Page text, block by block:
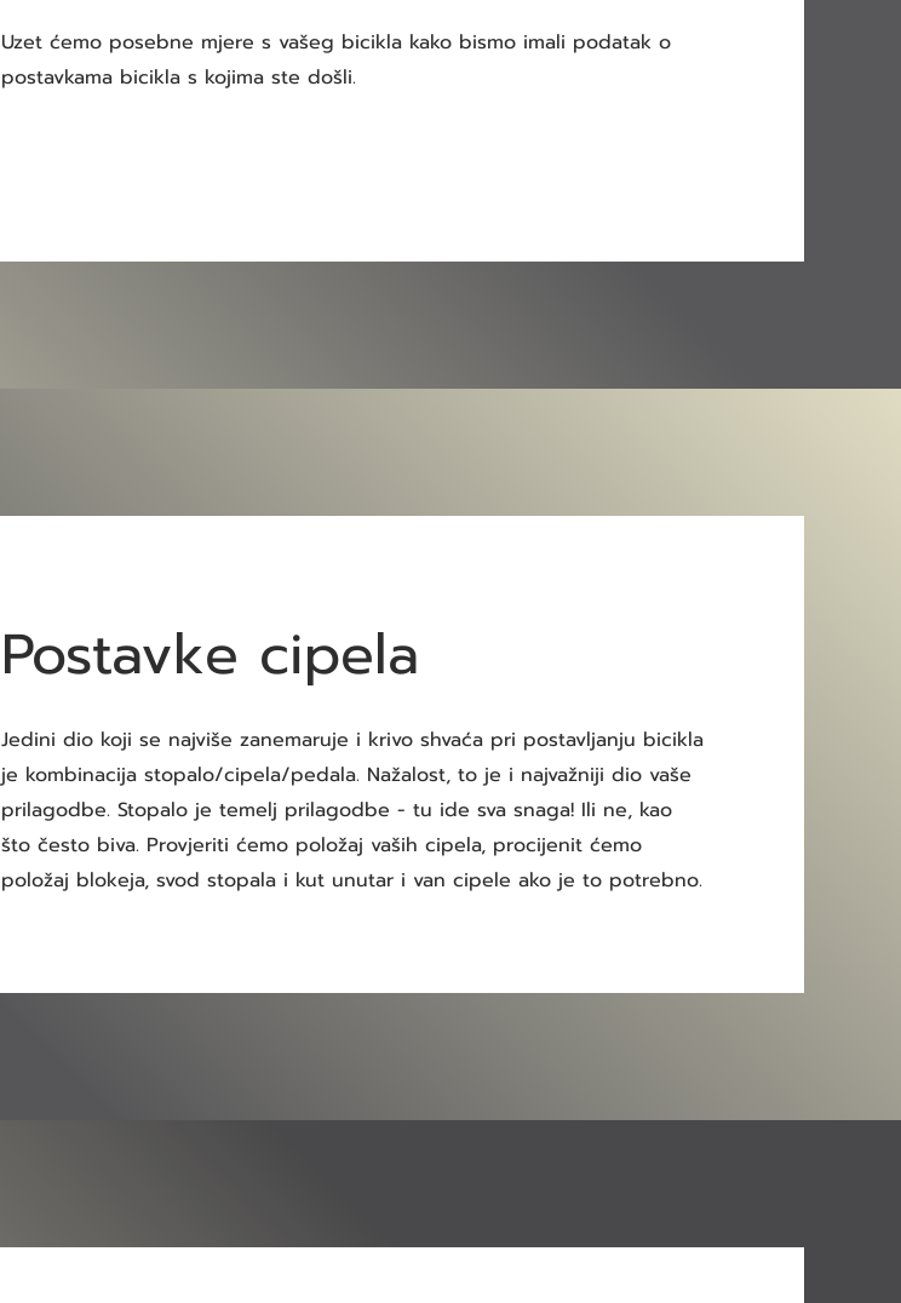
Uzet ćemo posebne mjere s vašeg bicikla kako bismo imali podatak o
postavkama bicikla s kojima ste došli.
Postavke cipela
Jedini dio koji se najviše zanemaruje i krivo shvaća pri postavljanju bicikla
je kombinacija stopalo/cipela/pedala. Nažalost, to je i najvažniji dio vaše
prilagodbe. Stopalo je temelj prilagodbe - tu ide sva snaga! Ili ne, kao
što često biva. Provjeriti ćemo položaj vaših cipela, procijenit ćemo
položaj blokeja, svod stopala i kut unutar i van cipele ako je to potrebno.